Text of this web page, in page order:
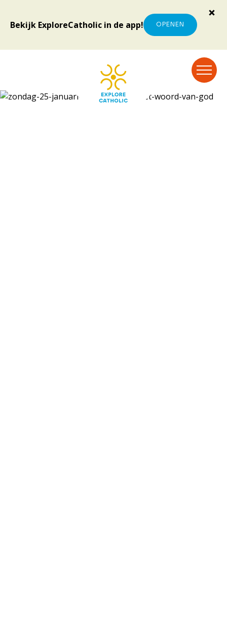
Bekijk ExploreCatholic in de app! OPENEN